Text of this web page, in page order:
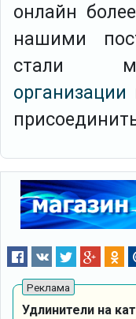
онлайн
нашими
стали
организации
Удлинители на